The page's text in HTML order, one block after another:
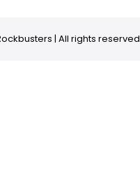
| All rights reserved